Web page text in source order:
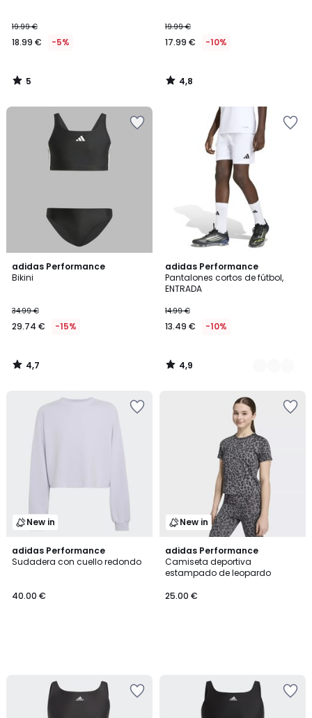
19.99 €
18.99 € -5%
5
/
19.99 €
17.99 € -10%
4,8
/
adidas Performance
Bikini
34.99 €
29.74 € -15%
4,7
/ 5
4,7
/
adidas Performance
Pantalones cortos de fútbol,
ENTRADA
14.99 €
13.49 € -10%
4,9
/ 5
5
Colores
4,9
/
New in
adidas Performance
Sudadera con cuello redondo
40.00 €
New in
adidas Performance
Camiseta deportiva
estampado de leopardo
25.00 €